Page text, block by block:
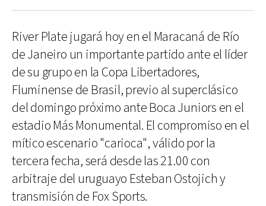
River Plate jugará hoy en el Maracaná de Río
de Janeiro un importante partido ante el líder
de su grupo en la Copa Libertadores,
Fluminense de Brasil, previo al superclásico
del domingo próximo ante Boca Juniors en el
estadio Más Monumental. El compromiso en el
mítico escenario "carioca", válido por la
tercera fecha, será desde las 21.00 con
arbitraje del uruguayo Esteban Ostojich y
transmisión de Fox Sports.